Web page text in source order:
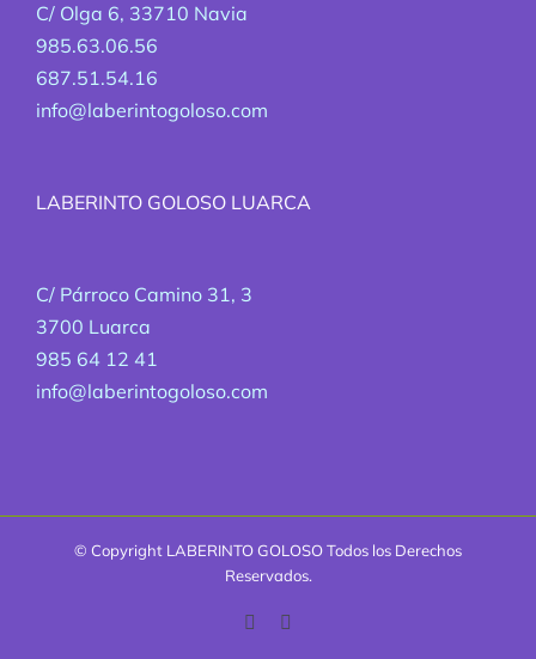
C/ Olga 6, 33710 Navia
985.63.06.56
687.51.54.16
info@laberintogoloso.com
LABERINTO GOLOSO LUARCA
C/ Párroco Camino 31, 3
3700 Luarca
985 64 12 41
info@laberintogoloso.com
© Copyright LABERINTO GOLOSO Todos los Derechos
Reservados.
Facebook